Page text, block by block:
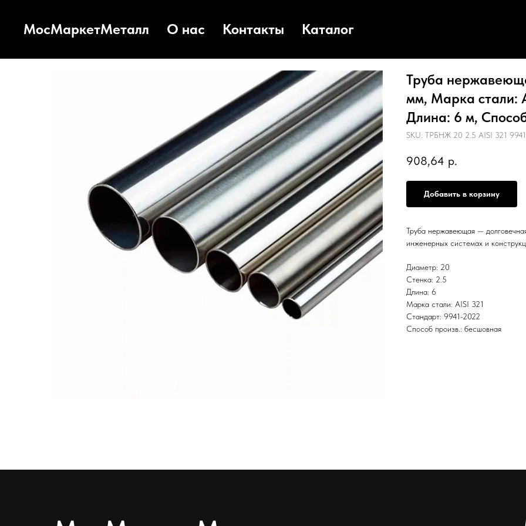
МосМаркетМеталл О нас Контакты Каталог
Труба
мм, Марка стали:
Длина: 6 м,
SKU: ТРБНЖ 20 2.5 AISI 321
908,64 р.
Добавить в корзину
Труба нержавеющая —
инженерных системах и
Диаметр: 20
Стенка: 2.5
Длина: 6
Марка стали: AISI 321
Стандарт: 9941-2022
Способ произв.: бесшовная